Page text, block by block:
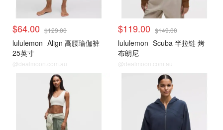
$64.00 $129.00
lululemon Align 高腰瑜伽裤
25英寸
@dealmoon.com.au
$119.00 $149.00
lululemon Scuba 半拉链 烤
布朗尼
@dealmoon.com.au